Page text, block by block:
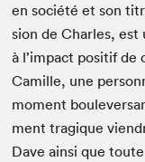
en société et son
sion de Charles,
à l’impact posi­tif
Camille, une
moment
ment trag­ique
Dave ain­si que